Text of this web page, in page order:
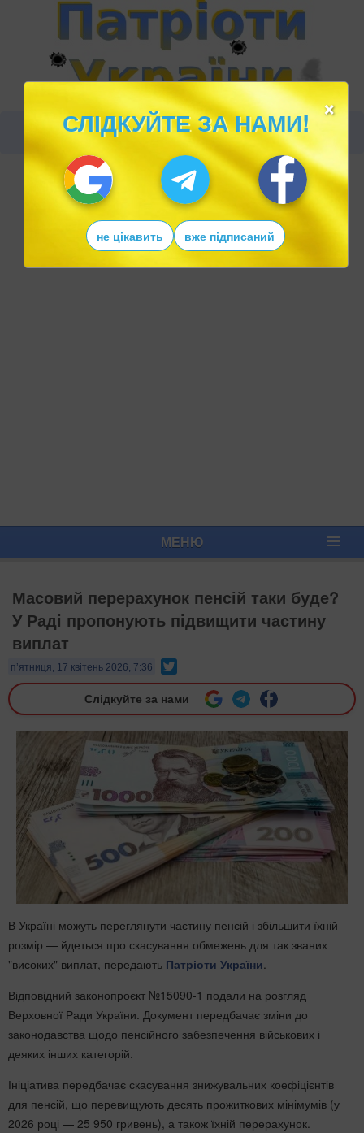
МЕНЮ
Масовий перерахунок пенсій таки буде?
У Раді пропонують підвищити частину
виплат
п’ятниця, 17 квітень 2026, 7:36
Слідкуйте за нами
В Україні можуть переглянути частину пенсій і збільшити їхній
розмір — йдеться про скасування обмежень для так званих
"високих" виплат, передають Патріоти України.
Відповідний законопроєкт №15090-1 подали на розгляд
Верховної Ради України. Документ передбачає зміни до
законодавства щодо пенсійного забезпечення військових і
деяких інших категорій.
Ініціатива передбачає скасування знижувальних коефіцієнтів
для пенсій, що перевищують десять прожиткових мінімумів (у
2026 році — 25 950 гривень), а також їхній перерахунок.
×
СЛІДКУЙТЕ ЗА НАМИ!
не цікавить вже підписаний